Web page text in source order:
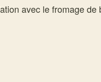
avec le fromage de